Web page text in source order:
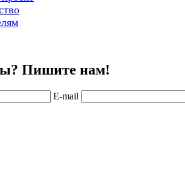
Пишите нам!
E-mail